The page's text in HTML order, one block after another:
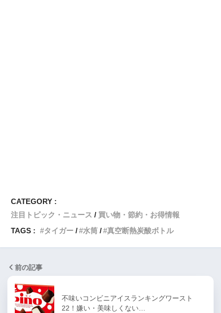
CATEGORY :
注目トピック・ニュース
買い物・節約・お得情報
TAGS :
タイガー 水筒 真空断熱炭酸ボトル
前の記事
不味いコンビニアイスランキングワースト
22！嫌い・美味しくない…